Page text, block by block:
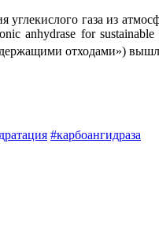
углекислого газа из
anhydrase for
отходами»)
#карбоангидраза